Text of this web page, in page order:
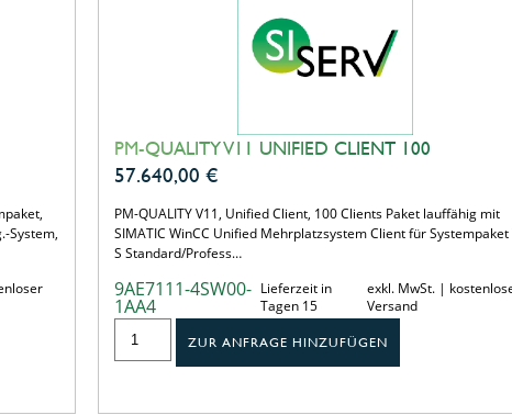
System,
PM-QUALITY V11 UNIFIED CLIENT 100
57.640,00 €
PM-QUALITY V11, Unified Client, 100 Clients Paket lauffähig mit
SIMATIC WinCC Unified Mehrplatzsystem Client für Systempaket
S Standard/Profess…
9AE7111-4SW00-
1AA4
Lieferzeit in
Tagen 15
exkl. MwSt. |
Versand
ZUR ANFRAGE HINZUFÜGEN